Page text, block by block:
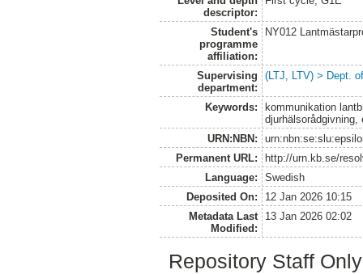
descriptor:
Student's
programme
affiliation:
NY012
Supervising
department:
(LTJ, LTV) > Dept.
Keywords:
kommunikation
URN:NBN:
Permanent URL:
http://urn.kb.se/
Language:
Swedish
Deposited On:
12 Jan 2026 10:15
Metadata Last
Modified:
13 Jan 2026 02:02
Repository Staff